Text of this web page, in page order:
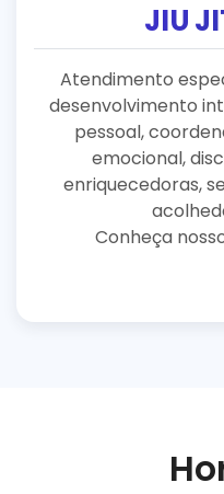
JIU
Atendimento
desenvolvimento
pessoal,
emocional,
enriquecedoras,
Conheça